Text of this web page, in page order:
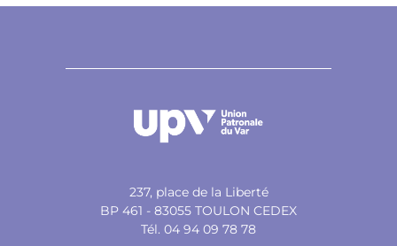
237, place de la Liberté
BP 461 - 83055 TOULON CEDEX
Tél. 04 94 09 78 78